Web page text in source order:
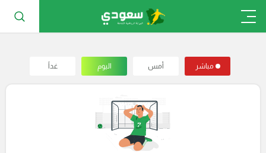
مباشر أمس اليوم غداً